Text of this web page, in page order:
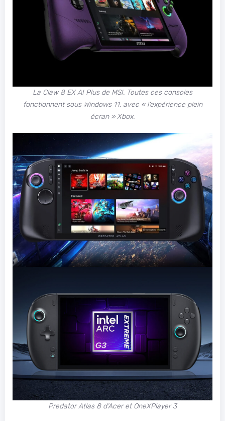
La Claw 8 EX AI Plus de MSI. Toutes ces consoles
fonctionnent sous Windows 11, avec « l’expérience plein
écran » Xbox.
Predator Atlas 8 d’Acer et OneXPlayer 3